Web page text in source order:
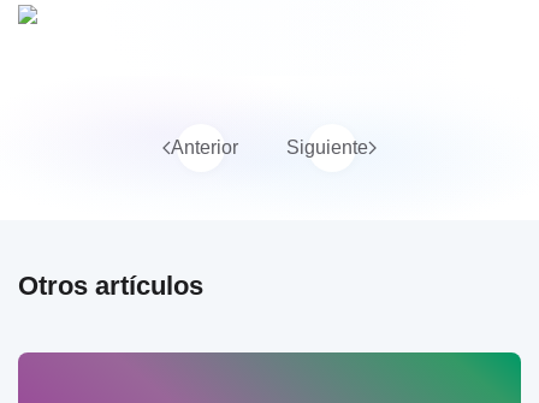
Anterior Siguiente
Otros artículos